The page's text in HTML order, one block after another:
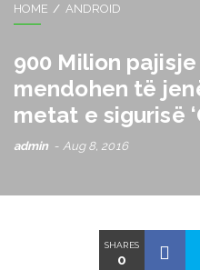
HOME ANDROID
900 Milion
mendohen të
metat e sigurisë
admin Aug 8, 2016
SHARES
0